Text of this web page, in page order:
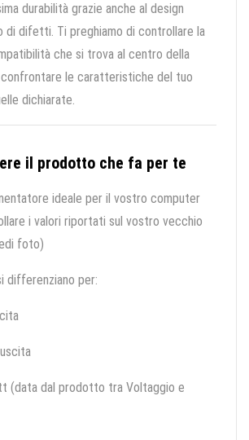
durabilità grazie anche al design
difetti. Ti preghiamo di controllare la
che si trova al centro della
le caratteristiche del tuo
dichiarate.
il prodotto che fa per te
ideale per il vostro computer
i valori riportati sul vostro vecchio
foto)
differenziano per:
(data dal prodotto tra Voltaggio e